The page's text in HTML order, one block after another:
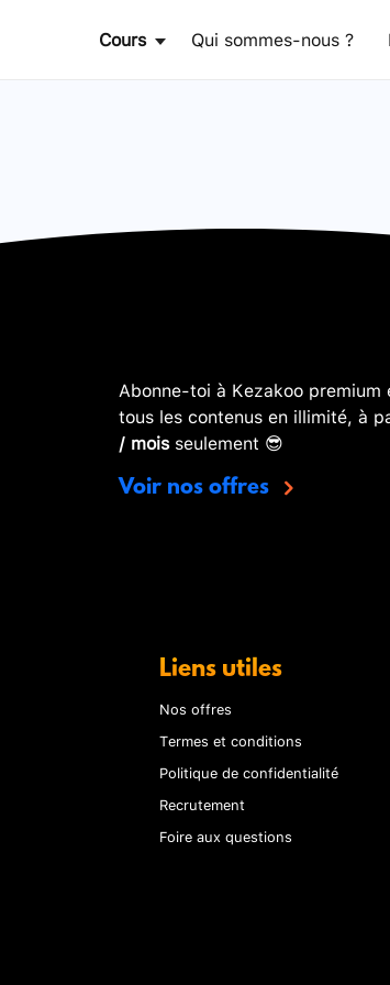
Cours Qui sommes-nous ?
Abonne-toi à Kezakoo
tous les contenus en illimité, à
/ moisseulement 😎
Voir nos offres
Liens utiles
Nos offres
Termes et conditions
Politique de confidentialité
Recrutement
Foire aux questions